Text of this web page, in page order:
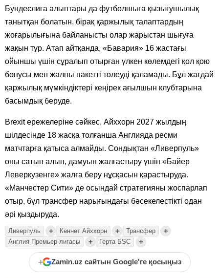
Бундеслига алыптары да футболшыға қызығушылық
танытқан болатын, бірақ қаржылық талаптардың
жоғарылығына байланысты олар жарыстан шығуға
жақын тұр. Атап айтқанда, «Бавария» 16 жастағы
ойыншы үшін сұралып отырған үлкен көлемдегі қол қою
бонусы мен жалпы пакетті төлеуді қаламады. Бұл жағдай
қаржылық мүмкіндіктері кеңірек ағылшын клубтарына
басымдық беруде.
Brexit ережелеріне сәйкес, Айххорн 2027 жылдың
шілдесінде 18 жасқа толғанша Англияда ресми
матчтарға қатыса алмайды. Сондықтан «Ливерпуль»
оны сатып алып, дамуын жалғастыру үшін «Байер
Леверкузенге» жалға беру нұсқасын қарастыруда.
«Манчестер Сити» де осындай стратегияны жоспарлап
отыр, бұл трансфер нарығындағы бәсекелестікті одан
әрі қыздыруда.
Ливерпуль + Кеннет Айххорн + Трансфер +
Англия Премьер-лигасы + Герта БSC +
+ Zamin.uz сайтын Google'ге қосыңыз